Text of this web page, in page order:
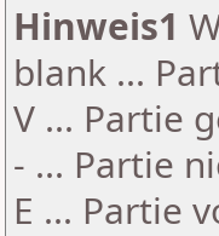
Hinweis1
blank ...
V ... Partie
- ... Partie
E ... Partie